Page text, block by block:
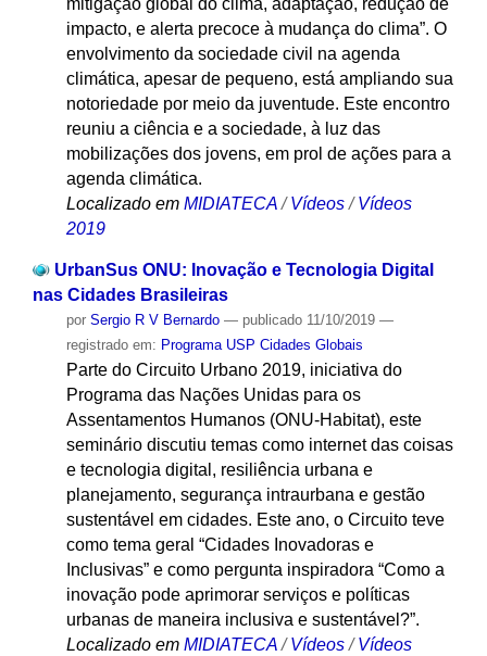
impacto, e alerta precoce à mudança do clima”. O
envolvimento da sociedade civil na agenda
climática, apesar de pequeno, está ampliando sua
notoriedade por meio da juventude. Este encontro
reuniu a ciência e a sociedade, à luz das
mobilizações dos jovens, em prol de ações para a
agenda climática.
Localizado em MIDIATECA /Vídeos /Vídeos
2019
UrbanSus ONU: Inovação e Tecnologia Digital
nas Cidades Brasileiras
por Sergio R V Bernardo — publicado11/10/2019 —
registrado em: Programa USP Cidades Globais
Parte do Circuito Urbano 2019, iniciativa do
Programa das Nações Unidas para os
Assentamentos Humanos (ONU-Habitat), este
seminário discutiu temas como internet das coisas
e tecnologia digital, resiliência urbana e
planejamento, segurança intraurbana e gestão
sustentável em cidades. Este ano, o Circuito teve
como tema geral “Cidades Inovadoras e
Inclusivas” e como pergunta inspiradora “Como a
inovação pode aprimorar serviços e políticas
urbanas de maneira inclusiva e sustentável?”.
Localizado em MIDIATECA / Vídeos / Vídeos